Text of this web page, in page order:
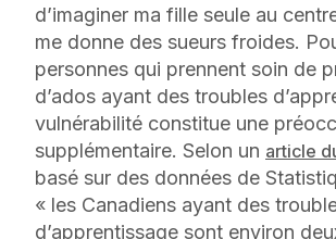
d’imaginer ma fille seule au
me donne des sueurs froides.
personnes qui prennent soin de
d’ados ayant des troubles
vulnérabilité constitue une
supplémentaire. Selon un article
basé sur des données de
« les Canadiens ayant des
d’apprentissage sont environ